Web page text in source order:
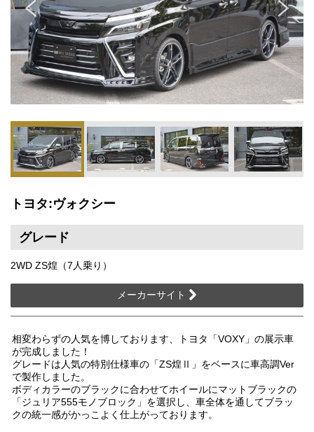
トヨタ:ヴォクシー
グレード
2WD ZS煌（7人乗り）
メーカーサイト
相変わらずの人気を博しております、トヨタ「VOXY」の展示車
が完成しました！
グレードは人気の特別仕様車の「ZS煌Ⅱ」をベースに車高調Ver
で製作しました。
ボディカラーのブラックに合わせてホイールにマットブラックの
「ジュリア555モノブロック」を選択し、車全体を通してブラッ
クの統一感がかっこよく仕上がっております。